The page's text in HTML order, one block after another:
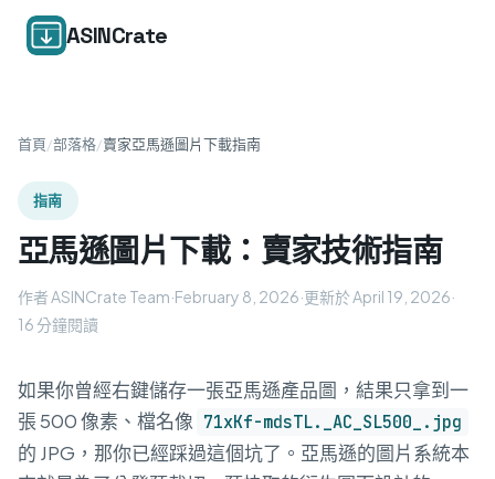
ASINCrate
首頁/部落格/賣家亞馬遜圖片下載指南
指南
亞馬遜圖片下載：賣家技術指南
作者 ASINCrate Team·February 8, 2026·更新於 April 19, 2026·
16 分鐘閱讀
如果你曾經右鍵儲存一張亞馬遜產品圖，結果只拿到一
張 500 像素、檔名像 71xKf-mdsTL._AC_SL500_.jpg
的 JPG，那你已經踩過這個坑了。亞馬遜的圖片系統本